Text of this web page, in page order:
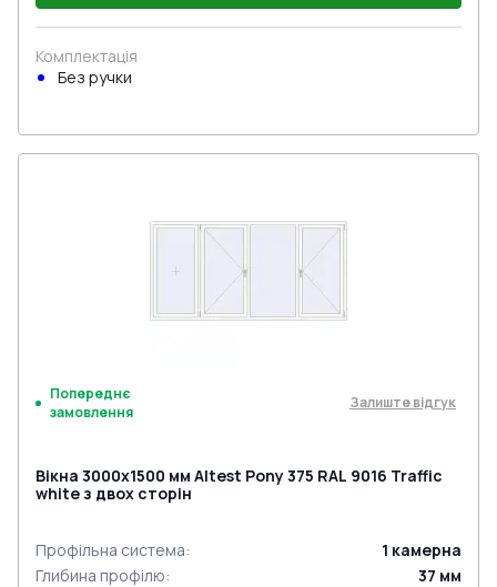
Комплектація
Без ручки
Попереднє
замовлення
Залиште відгук
Вікна 3000x1500 мм Altest Pony 375 RAL 9016 Traffic
white з двох сторін
Профільна система: 1 камерна
Глибина профілю: 37 мм